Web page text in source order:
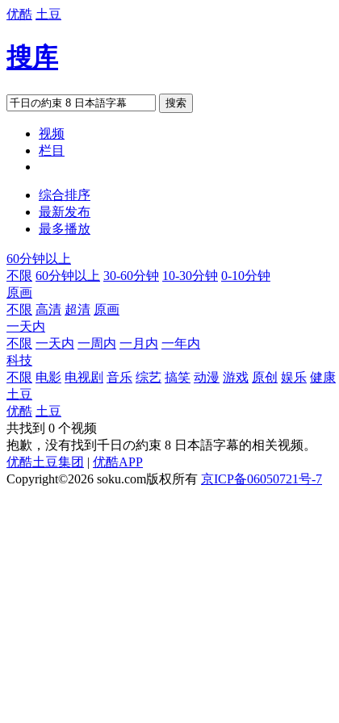
优酷 土豆
搜库
搜索
视频
栏目
综合排序
最新发布
最多播放
60分钟以上
不限 60分钟以上 30-60分钟 10-30分钟 0-10分钟
原画
不限 高清 超清 原画
一天内
不限 一天内 一周内 一月内 一年内
科技
不限 电影 电视剧 音乐 综艺 搞笑 动漫 游戏 原创 娱乐 健康
土豆
优酷 土豆
共找到 0 个视频
抱歉，没有找到 千日の約束 8 日本語字幕的相关视频。
优酷土豆集团 | 优酷APP
Copyright©2026 soku.com版权所有 京ICP备06050721号-7